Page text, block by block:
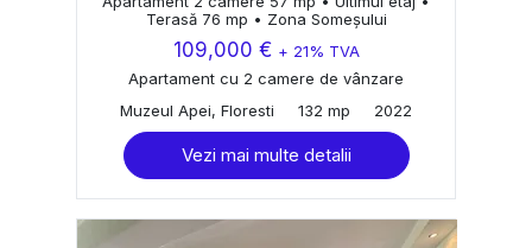
Terasă 76 mp • Zona Someșului
109,000 € + 21% TVA
Apartament cu 2 camere de vânzare
Muzeul Apei, Floresti
132 mp 2022
Vezi mai multe detalii